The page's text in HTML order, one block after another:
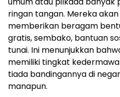
ringan tangan. Mereka
memberikan beragam
gratis, sembako, bantuan
tunai. Ini menunjukkan
memiliki tingkat
tiada bandingannya di
manapun.